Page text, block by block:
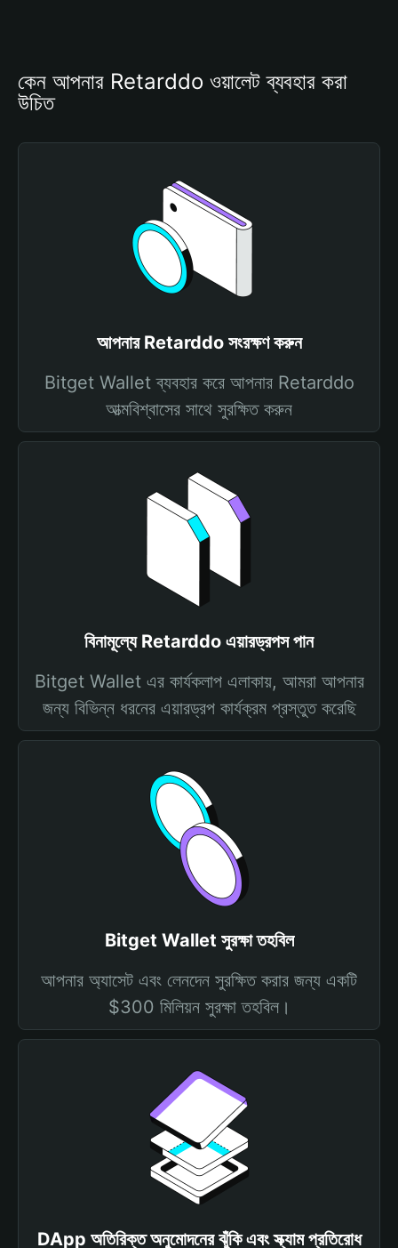
কেন আপনার Retarddo ওয়ালেট ব্যবহার করা
উচিত
আপনার Retarddo সংরক্ষণ করুন
Bitget Wallet ব্যবহার করে আপনার Retarddo
আত্মবিশ্বাসের সাথে সুরক্ষিত করুন
বিনামূল্যে Retarddo এয়ারড্রপস পান
Bitget Wallet এর কার্যকলাপ এলাকায়, আমরা আপনার
জন্য বিভিন্ন ধরনের এয়ারড্রপ কার্যক্রম প্রস্তুত করেছি
Bitget Wallet সুরক্ষা তহবিল
আপনার অ্যাসেট এবং লেনদেন সুরক্ষিত করার জন্য একটি
$300 মিলিয়ন সুরক্ষা তহবিল।
DApp অতিরিক্ত অনুমোদনের ঝুঁকি এবং স্ক্যাম প্রতিরোধ